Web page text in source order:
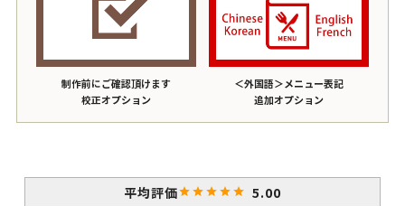
制作前にご確認頂けます
校正オプション
＜外国語＞メニュー表記
追加オプション
5.00